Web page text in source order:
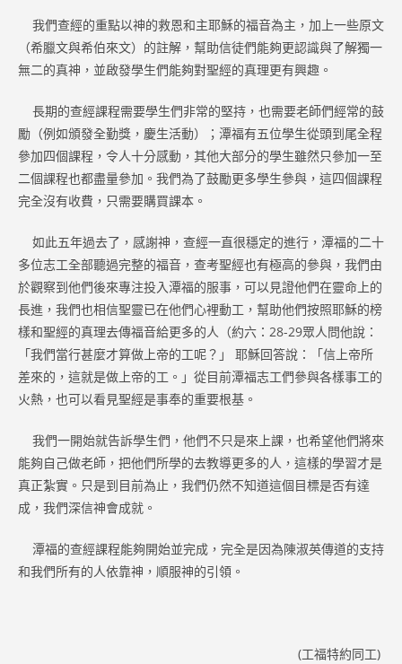
我們查經的重點以神的救恩和主耶穌的福音為主，加上一些原文
（希臘文與希伯來文）的註解，幫助信徒們能夠更認識與了解獨一
無二的真神，並啟發學生們能夠對聖經的真理更有興趣。
長期的查經課程需要學生們非常的堅持，也需要老師們經常的鼓
勵（例如頒發全勤獎，慶生活動）；潭福有五位學生從頭到尾全程
參加四個課程，令人十分感動，其他大部分的學生雖然只參加一至
二個課程也都盡量參加。我們為了鼓勵更多學生參與，這四個課程
完全沒有收費，只需要購買課本。
如此五年過去了，感謝神，查經一直很穩定的進行，潭福的二十
多位志工全部聽過完整的福音，查考聖經也有極高的參與，我們由
於觀察到他們後來專注投入潭福的服事，可以見證他們在靈命上的
長進，我們也相信聖靈已在他們心裡動工，幫助他們按照耶穌的榜
樣和聖經的真理去傳福音給更多的人（約六：28-29眾人問他說：
「我們當行甚麼才算做上帝的工呢？」 耶穌回答說：「信上帝所
差來的，這就是做上帝的工。」從目前潭福志工們參與各樣事工的
火熱，也可以看見聖經是事奉的重要根基。
我們一開始就告訴學生們，他們不只是來上課，也希望他們將來
能夠自己做老師，把他們所學的去教導更多的人，這樣的學習才是
真正紮實。只是到目前為止，我們仍然不知道這個目標是否有達
成，我們深信神會成就。
潭福的查經課程能夠開始並完成，完全是因為陳淑英傳道的支持
和我們所有的人依靠神，順服神的引領。
(工福特約同工)